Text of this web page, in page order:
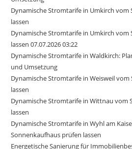
Dynamische Stromtarife in Umkirch vom
lassen
Dynamische Stromtarife in Umkirch vom
lassen 07.07.2026 03:22
Dynamische Stromtarife in Waldkirch:
und Umsetzung
Dynamische Stromtarife in Weisweil
lassen
Dynamische Stromtarife in Wittnau vom
lassen
Dynamische Stromtarife in Wyhl am
Sonnenkaufhaus prüfen lassen
Energetische Sanierung für